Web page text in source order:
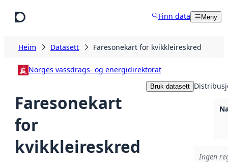
Finn data Meny
Heim Datasett Faresonekart for kvikkleireskred
Norges vassdrags- og energidirektorat
Faresonekart
for
kvikkleireskred
Bruk datasett
Ingen